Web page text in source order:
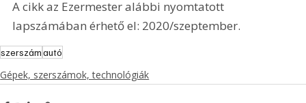
A cikk az Ezermester alábbi nyomtatott
lapszámában érhető el: 2020/szeptember.
szerszámautó
Gépek, szerszámok, technológiák